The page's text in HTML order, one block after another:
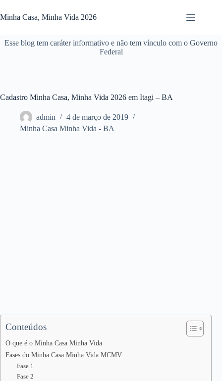
para
o
Minha Casa, Minha Vida 2026
Esse blog tem caráter informativo e não tem vínculo com o Governo
Federal
Cadastro Minha Casa, Minha Vida 2026 em Itagi – BA
admin
4 de março de 2019
Minha Casa Minha Vida - BA
Conteúdos
O que é o Minha Casa Minha Vida
Fases do Minha Casa Minha Vida MCMV
Fase 1
Fase 2